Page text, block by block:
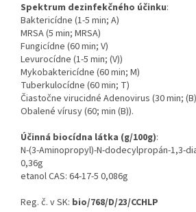
Spektrum dezinfekčného účinku:
Baktericídne (1-5 min; A)
MRSA (5 min; MRSA)
Fungicídne (60 min; V)
Levurocídne (1-5 min; (V))
Mykobaktericídne (60 min; M)
Tuberkulocídne (60 min; T)
Čiastočne virucidné Adenovirus (30 min;
Obalené vírusy (60; min (B)).
Účinná biocídna látka (g/100g):
N-(3-Aminopropyl)-N-dodecylpropán-1,3-
0,36g
etanol CAS: 64-17-5 0,086g
Reg. č. v SK: bio/768/D/23/CCHLP